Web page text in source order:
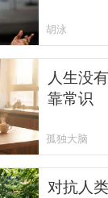
胡泳
人生没
靠常识
孤独大脑
对抗人